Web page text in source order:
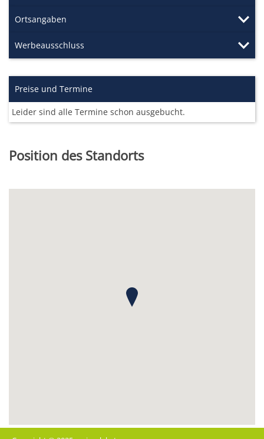
Ortsangaben
Werbeausschluss
Preise und Termine
Leider sind alle Termine schon ausgebucht.
Position des Standorts